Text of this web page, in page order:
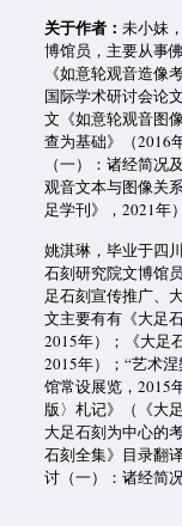
关于作者： 未小妹
博馆员，主要从事
《如意轮观音造
国际学术研讨会论
文《如意轮观音图
查为基础》（2016
（一）：诸经简况
观音文本与图像关
足学刊》，2021年）
姚淇琳，毕业于四
石刻研究院文博馆
足石刻宣传推广、
文主要有有《大足
2015年）；《大足
2015年）；“艺术
馆常设展览，
版〉札记》（《大
大足石刻为中心的
石刻全集》目录翻
讨（一）：诸经简